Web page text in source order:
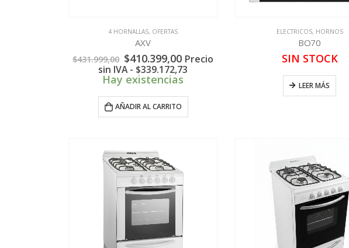
4 HORNALLAS, OFERTAS
AXV
$431.999,00 El
precio
original
$431.999,00.
$410.399,00El
precio
actual
$410.399,00.
Precio
sin IVA - $339.172,73
Hay existencias
AÑADIR AL CARRITO
ELECTRICOS, HORNOS
BO70
SIN STOCK
LEER MÁS